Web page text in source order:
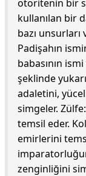
otoritenin bir
kullanılan bir
bazı
Padişahın
babasının
şeklinde
adaletini,
simgeler.
temsil eder.
emirlerini
zenginliğini